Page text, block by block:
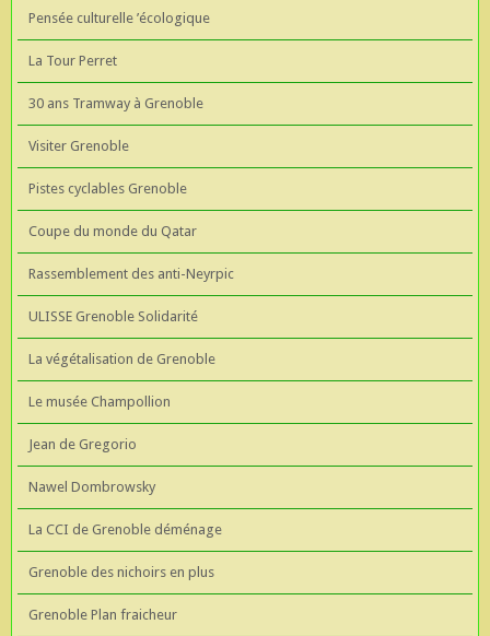
Pensée culturelle ’écologique
La Tour Perret
30 ans Tramway à Grenoble
Visiter Grenoble
Pistes cyclables Grenoble
Coupe du monde du Qatar
Rassemblement des anti-Neyrpic
ULISSE Grenoble Solidarité
La végétalisation de Grenoble
Le musée Champollion
Jean de Gregorio
Nawel Dombrowsky
La CCI de Grenoble déménage
Grenoble des nichoirs en plus
Grenoble Plan fraicheur